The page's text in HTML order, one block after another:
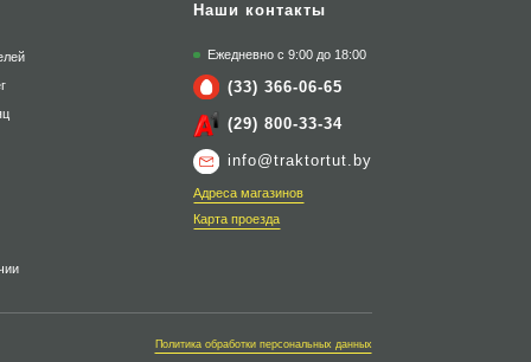
Наши контакты
Ежедневно с 9:00 до 18:00
(33) 366-06-65
(29) 800-33-34
info@traktortut.by
Адреса магазинов
Карта проезда
Политика обработки персональных данных